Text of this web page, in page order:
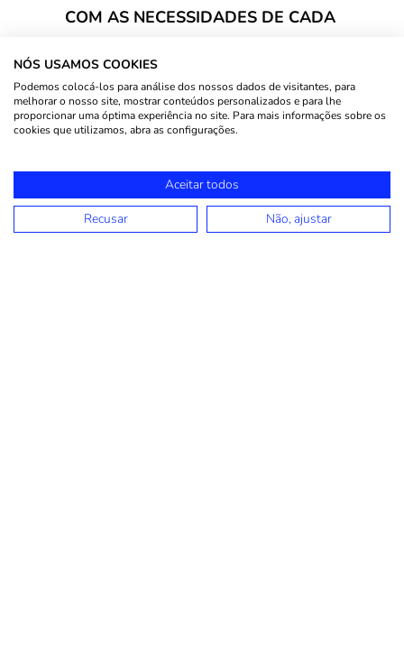
COM AS NECESSIDADES DE CADA
5
A EMPRESA TEM VÁRIOS
CONSULTAR OS DADOS EM REDE?
+
NÓS USAMOS COOKIES
Podemos colocá-los para análise dos nossos dados de visitantes, para
melhorar o nosso site, mostrar conteúdos personalizados e para lhe
proporcionar uma óptima experiência no site. Para mais informações sobre os
cookies que utilizamos, abra as configurações.
Aceitar todos
Recusar
Não, ajustar